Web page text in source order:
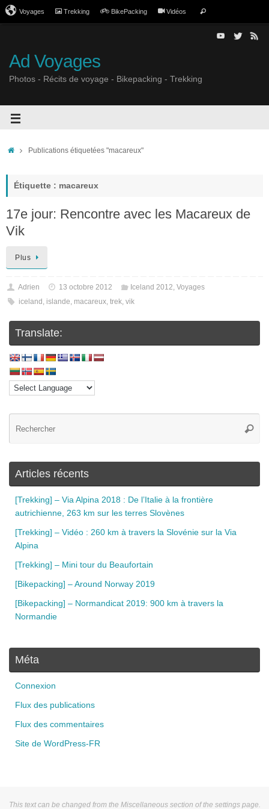
Voyages Trekking BikePacking Vidéos
Ad Voyages
Photos - Récits de voyage - Bikepacking - Trekking
Publications étiquetées "macareux"
Étiquette : macareux
17e jour: Rencontre avec les Macareux de
Vik
Plus
Adrien 13 octobre 2012 Iceland 2012, Voyages
iceland , islande, macareux, trek, vik
Translate:
Articles récents
[Trekking] – Via Alpina 2018 : De l’Italie à la frontière
autrichienne, 263 km sur les terres Slovènes
[Trekking] – Vidéo : 260 km à travers la Slovénie sur la Via
Alpina
[Trekking] – Mini tour du Beaufortain
[Bikepacking] – Around Norway 2019
[Bikepacking] – Normandicat 2019: 900 km à travers la
Normandie
Méta
Connexion
Flux des publications
Flux des commentaires
Site de WordPress-FR
This text can be changed from the Miscellaneous section of the settings page.